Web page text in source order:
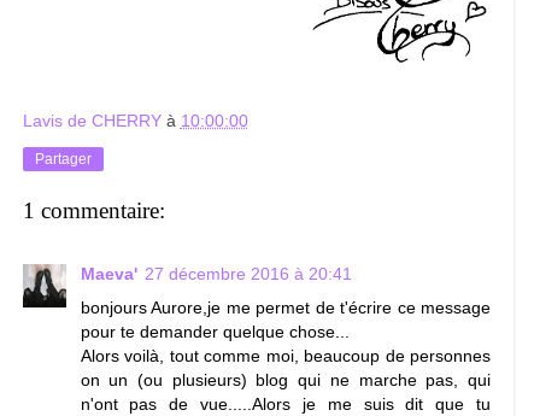
Lavis de CHERRY à 10:00:00
Partager
1 commentaire:
Maeva' 27 décembre 2016 à 20:41
bonjours Aurore,je me permet de t'écrire ce message
pour te demander quelque chose...
Alors voilà, tout comme moi, beaucoup de personnes
on un (ou plusieurs) blog qui ne marche pas, qui
n'ont pas de vue.....Alors je me suis dit que tu